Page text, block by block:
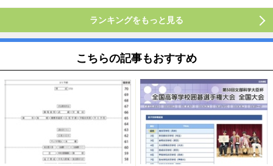
ランキングをもっと見る
こちらの記事もおすすめ